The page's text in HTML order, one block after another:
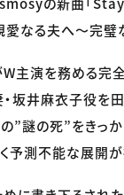
愛なる夫へ〜完璧
主演を務める完
坂井麻衣子役を
”謎の死”をきっ
予測不能な展開が